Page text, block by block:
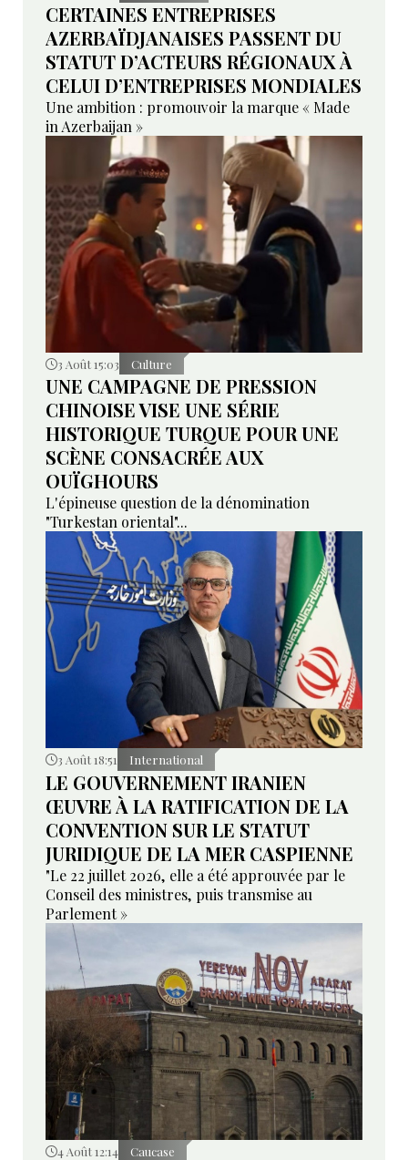
CERTAINES ENTREPRISES
AZERBAÏDJANAISES PASSENT DU
STATUT D’ACTEURS RÉGIONAUX À
CELUI D’ENTREPRISES MONDIALES
Une ambition : promouvoir la marque « Made
in Azerbaijan »
3 Août 15:03 Culture
UNE CAMPAGNE DE PRESSION
CHINOISE VISE UNE SÉRIE
HISTORIQUE TURQUE POUR UNE
SCÈNE CONSACRÉE AUX
OUÏGHOURS
L'épineuse question de la dénomination
"Turkestan oriental"...
3 Août 18:51 International
LE GOUVERNEMENT IRANIEN
ŒUVRE À LA RATIFICATION DE LA
CONVENTION SUR LE STATUT
JURIDIQUE DE LA MER CASPIENNE
"Le 22 juillet 2026, elle a été approuvée par le
Conseil des ministres, puis transmise au
Parlement »
4 Août 12:14 Caucase